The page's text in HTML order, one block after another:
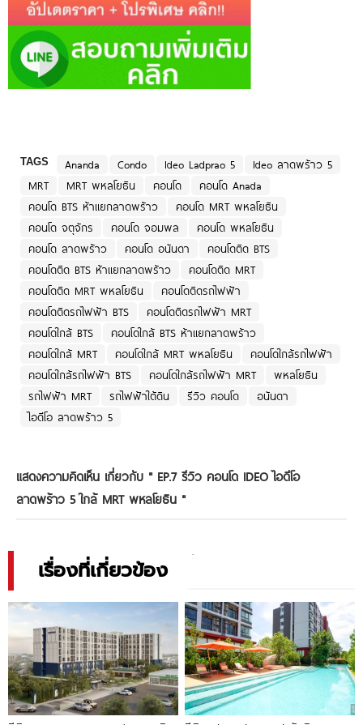
TAGS Ananda Condo Ideo Ladprao 5
Ideo ลาดพร้าว 5
MRT
MRT พหลโยธิน คอนโด
คอนโด Anada
คอนโด BTS ห้าแยกลาดพร้าว
คอนโด MRT พหลโยธิน
คอนโด จตุจักร
คอนโด จอมพล
คอนโด พหลโยธิน
คอนโด ลาดพร้าว
คอนโด อนันดา
คอนโดติด BTS
คอนโดติด BTS ห้าแยกลาดพร้าว
คอนโดติด MRT
คอนโดติด MRT พหลโยธิน
คอนโดติดรถไฟฟ้า
คอนโดติดรถไฟฟ้า BTS
คอนโดติดรถไฟฟ้า MRT
คอนโดใกล้ BTS
คอนโดใกล้ BTS ห้าแยกลาดพร้าว
คอนโดใกล้ MRT
คอนโดใกล้ MRT พหลโยธิน
คอนโดใกล้รถไฟฟ้า
คอนโดใกล้รถไฟฟ้า BTS
คอนโดใกล้รถไฟฟ้า MRT
พหลโยธิน
รถไฟฟ้า MRT
รถไฟฟ้าใต้ดิน รีวิว คอนโด
อนันดา
ไอดีโอ ลาดพร้าว 5
แสดงความคิดเห็น เกี่ยวกับ " EP.7 รีวิว คอนโด IDEO ไอดีโอ
ลาดพร้าว 5 ใกล้ MRT พหลโยธิน "
เรื่องที่เกี่ยวข้อง